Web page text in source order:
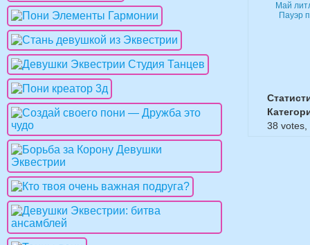
Май
Пауэр
38